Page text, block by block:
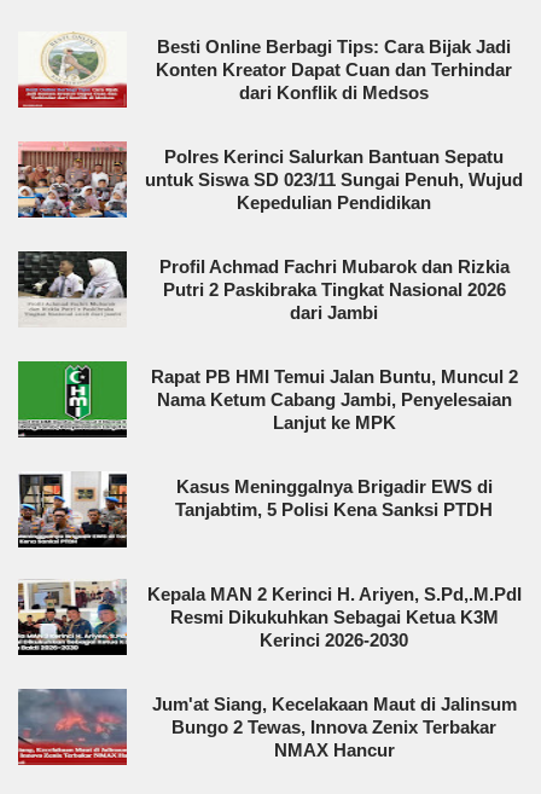
Besti Online Berbagi Tips: Cara Bijak Jadi
Konten Kreator Dapat Cuan dan Terhindar
dari Konflik di Medsos
Polres Kerinci Salurkan Bantuan Sepatu
untuk Siswa SD 023/11 Sungai Penuh, Wujud
Kepedulian Pendidikan
Profil Achmad Fachri Mubarok dan Rizkia
Putri 2 Paskibraka Tingkat Nasional 2026
dari Jambi
Rapat PB HMI Temui Jalan Buntu, Muncul 2
Nama Ketum Cabang Jambi, Penyelesaian
Lanjut ke MPK
Kasus Meninggalnya Brigadir EWS di
Tanjabtim, 5 Polisi Kena Sanksi PTDH
Kepala MAN 2 Kerinci H. Ariyen, S.Pd,.M.PdI
Resmi Dikukuhkan Sebagai Ketua K3M
Kerinci 2026-2030
Jum'at Siang, Kecelakaan Maut di Jalinsum
Bungo 2 Tewas, Innova Zenix Terbakar
NMAX Hancur